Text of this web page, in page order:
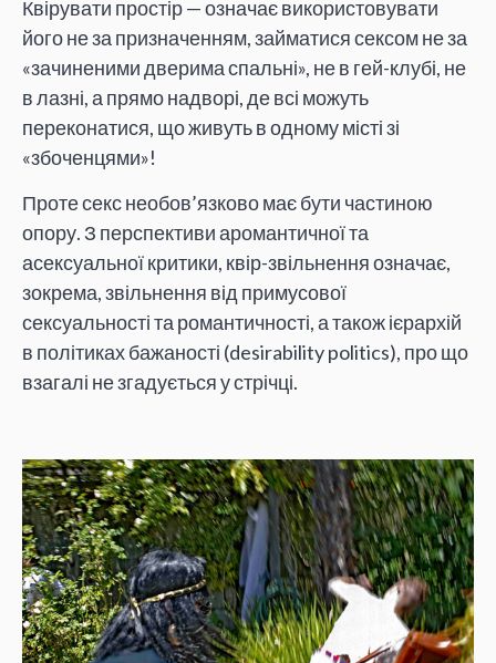
Квірувати простір — означає використовувати
його не за призначенням, займатися сексом не за
«зачиненими дверима спальні», не в гей-клубі, не
в лазні, а прямо надворі, де всі можуть
переконатися, що живуть в одному місті зі
«збоченцями»!
Проте секс необов’язково має бути частиною
опору. З перспективи аромантичної та
асексуальної критики, квір-звільнення означає,
зокрема, звільнення від примусової
сексуальності та романтичності, а також ієрархій
в політиках бажаності (desirability politics), про що
взагалі не згадується у стрічці.